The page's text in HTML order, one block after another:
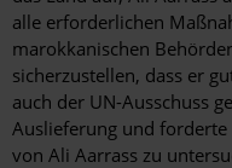
alle erforderlichen
marokkanischen
sicherzustellen, dass er
auch der UN-Ausschuss
Auslieferung und
von Ali Aarrass zu